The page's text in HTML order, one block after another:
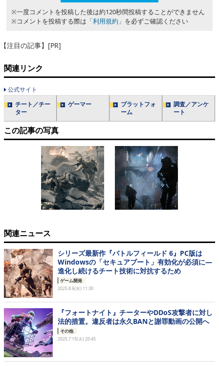
※一度コメントを投稿した後は約120秒間投稿することができません
※コメントを投稿する際は 「利用規約」 を必ずご確認ください
【注目の記事】[PR]
関連リンク
公式サイト
チート／チー
ター
ゲーマー
プラットフォ
ーム
調査／アンケ
ート
この記事の写真
関連ニュース
シリーズ最新作『バトルフィールド 6』PC版は
Windowsの「セキュアブート」有効化が必須に―
進化し続けるチート技術に対抗するため
ゲーム開発
2025.8.6(水) 11:30
『フォートナイト』チーターやDDoS攻撃者に対し
法的措置。違反者は永久BANと謝罪動画の公開へ
その他
2025.7.15(火) 20:45